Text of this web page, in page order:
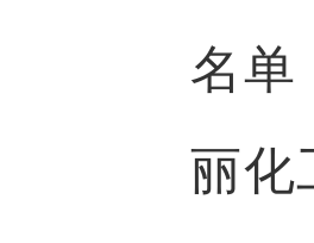
名单
丽化